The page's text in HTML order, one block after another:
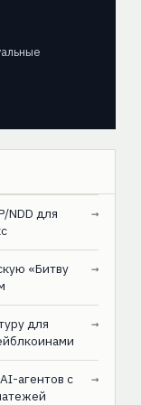
NDD для
→
«Битву
→
для
→
агентов с
→